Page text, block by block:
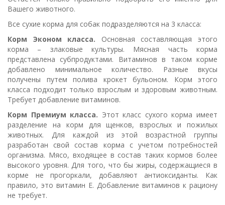
Вашего животного.
Все сухие корма для собак подразделяются на 3 класса:
Корм Эконом класса. Основная составляющая этого
корма – злаковые культуры. Мясная часть корма
представлена субпродуктами. Витаминов в таком корме
добавлено минимальное количество. Разные вкусы
получены путем полива крокет бульоном. Корм этого
класса подходит только взрослым и здоровым животным.
Требует добавление витаминов.
Корм Премиум класса. Этот класс сухого корма имеет
разделение на корм для щенков, взрослых и пожилых
животных. Для каждой из этой возрастной группы
разработан свой состав корма с учетом потребностей
организма. Мясо, входящее в состав таких кормов более
высокого уровня. Для того, что бы жиры, содержащиеся в
корме не прогоркали, добавляют антиоксиданты. Как
правило, это витамин Е. Добавление витаминов к рациону
не требует.